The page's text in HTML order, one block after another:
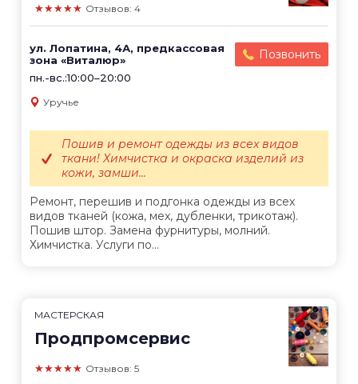
★★★★★ Отзывов: 4
ул. Лопатина, 4А, предкассовая
зона «Виталюр»
пн.-вс.:10:00–20:00
Позвонить
Уручье
Ремонт, перешив и подгонка одежды из всех
видов тканей (кожа, мех, дубленки, трикотаж).
Пошив штор. Замена фурнитуры, молний.
Химчистка. Услуги по...
Пошив и ремонт одежды из всех видов
ткани! Химчистка и окраска изделий из
кожи, замши...
МАСТЕРСКАЯ
Продпромсервис
★★★★★ Отзывов: 5